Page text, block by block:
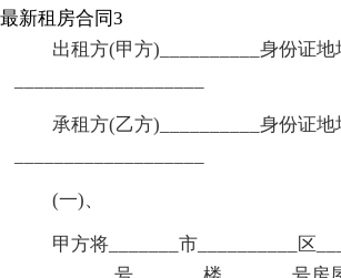
最新租房合同3
出租方(甲方)__________身份证地
承租方(乙方)__________身份证地
(一)、
甲方将_______市__________区